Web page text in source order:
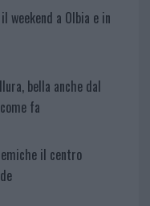
weekend a Olbia e in
bella anche dal
fa
il centro